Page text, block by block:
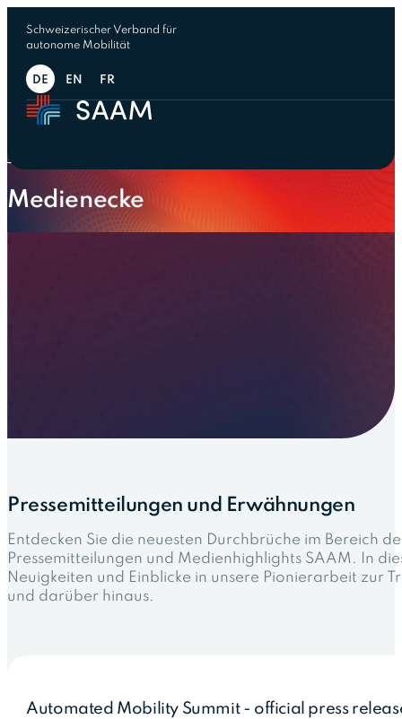
Schweizerischer Verband für
autonome Mobilität
DE EN FR
← Ressourcen
Medienecke
Pressemitteilungen und Erwähnungen
Entdecken Sie die neuesten Durchbrüche im Bereich
Pressemitteilungen und Medienhighlights SAAM. In
Neuigkeiten und Einblicke in unsere Pionierarbeit zur
und darüber hinaus.
Automated Mobility Summit - official press